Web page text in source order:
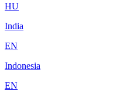
HU
India
EN
Indonesia
EN